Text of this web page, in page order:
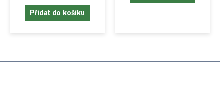
Přidat do košíku